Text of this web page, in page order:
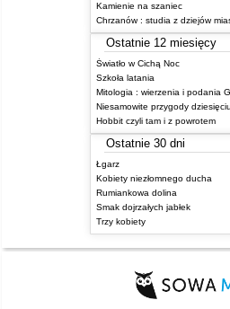
Kamienie na szaniec
Ostatnie 12 miesięcy
Światło w Cichą Noc
Szkoła latania
Hobbit czyli tam i z powrotem
Ostatnie 30 dni
Łgarz
Kobiety niezłomnego ducha
Rumiankowa dolina
Smak dojrzałych jabłek
Trzy kobiety